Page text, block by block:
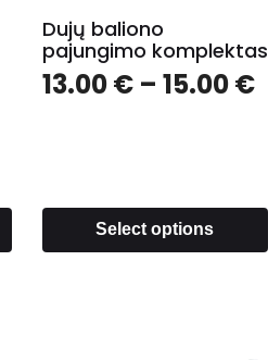
Dujų baliono
pajungimo komplektas
13.00€– 15.00€
Select options